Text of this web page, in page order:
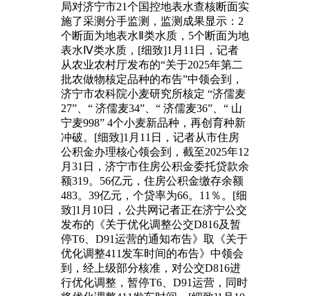
局对济宁市21个国控地表水查核断面实
施了采测分手监测，监测成果显示：2
个断面为地表水Ⅱ类水质，5个断面为地
表水Ⅳ类水质，[细致]1月11日，记者
从农业农村厅发布的“关于2025年第二
批农做物核定品种的布告”中领会到，
济宁市农科院小麦研究所核定 “济儒麦
27”、“ 济儒麦34”、“ 济儒麦36”、“ 山
宁麦998” 4个小麦新品种，再创育种新
冲破。[细致]1月11日，记者从市住房
公积金办理核心领会到，截至2025年12
月31日，济宁市住房公积金委托贷款余
额319。56亿元，住房公积金缴存余额
483。39亿元，个贷率为66。11％。[细
致]1月10日，公共网记者正在济宁公交
发布的《关于优化调整公交D816及暂
停T6、D91运营的通知布告》取《关于
优化调整411发车时间的布告》中领会
到，经上级部分核准，对公交D816进
行优化调整，暂停T6、D91运营，同时